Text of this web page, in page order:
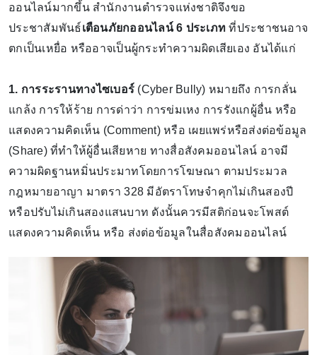
ออนไลน์มากขึ้น สำนักงานตำรวจแห่งชาติจึงขอ
ประชาสัมพันธ์เตือนภัยกออนไลน์ 6 ประเภท ที่ประชาชนอาจ
ตกเป็นเหยื่อ หรืออาจเป็นผู้กระทำความผิดเสียเอง อันได้แก่
1. การระรานทางไซเบอร์ (Cyber Bully) หมายถึง การกลั่น
แกล้ง การให้ร้าย การด่าว่า การข่มเหง การรังแกผู้อื่น หรือ
แสดงความคิดเห็น (Comment) หรือ เผยแพร่หรือส่งต่อข้อมูล
(Share) ที่ทำให้ผู้อื่นเสียหาย ทางสื่อสังคมออนไลน์ อาจมี
ความผิดฐานหมิ่นประมาทโดยการโฆษณา ตามประมวล
กฎหมายอาญา มาตรา 328 มีอัตราโทษจำคุกไม่เกินสองปี
หรือปรับไม่เกินสองแสนบาท ดังนั้นควรมีสติก่อนจะโพสต์
แสดงความคิดเห็น หรือ ส่งต่อข้อมูลในสื่อสังคมออนไลน์